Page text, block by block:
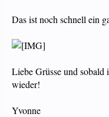
Das ist noch schnell ein
Liebe Grüsse und sobald
wieder!
Yvonne